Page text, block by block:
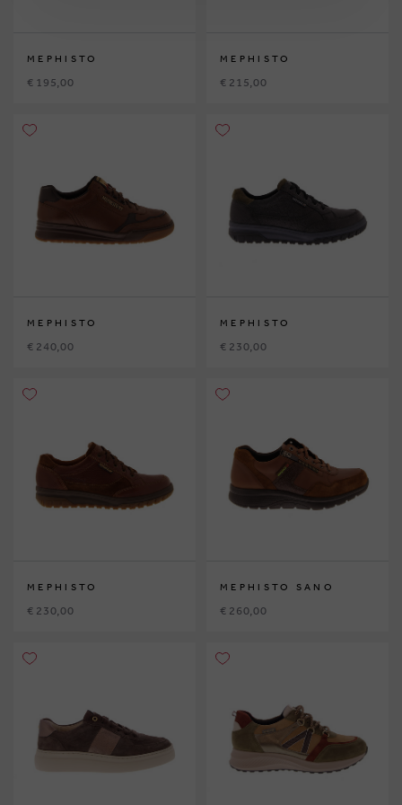
MEPHISTO
€ 195,00
MEPHISTO
€ 215,00
MEPHISTO
€ 240,00
MEPHISTO
€ 230,00
MEPHISTO
€ 230,00
MEPHISTO SANO
€ 260,00